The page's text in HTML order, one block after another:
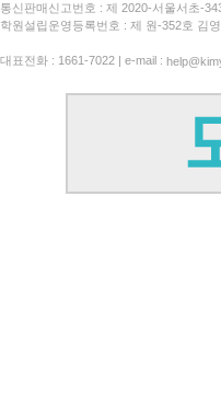
통신판매신고번호 : 제 2020-서울서초-
학원설립운영등록번호 : 제 원-352호 김
대표전화 : 1661-7022 | e-mail :